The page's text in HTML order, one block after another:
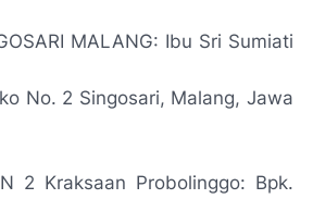
MALANG: Ibu Sri Sumiati
No. 2 Singosari, Malang, Jawa
2 Kraksaan Probolinggo: Bpk.